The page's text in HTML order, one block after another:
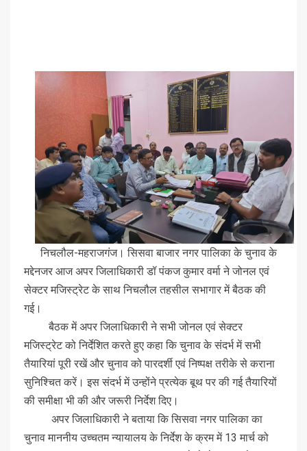
निचलौल-महराजगंज। सिसवा बाजार नगर पालिका के चुनाव के
मद्देनजर आज अपर जिलाधिकारी डॉ पंकज कुमार वर्मा ने जोनल एवं
सेक्टर मजिस्ट्रेट के साथ निचलौल तहसील सभागार में बैठक की
गई।
बैठक में अपर जिलाधिकारी ने सभी जोनल एवं सेक्टर
मजिस्ट्रेट को निर्देशित करते हुए कहा कि चुनाव के संदर्भ में सभी
तैयारियां पूरी रखें और चुनाव को पारदर्शी एवं निष्पक्ष तरीके से कराना
सुनिश्चित करें। इस संदर्भ में उन्होंने प्रत्येक बूथ पर की गई तैयारियों
की समीक्षा भी की और जरूरी निर्देश दिए।
अपर जिलाधिकारी ने बताया कि सिसवा नगर पालिका का
चुनाव माननीय उच्चतम न्यायालय के निर्देश के क्रम में 13 मार्च को